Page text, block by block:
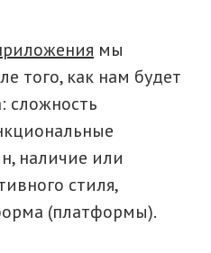
мы
того, как нам будет
сложность
наличие или
стиля,
(платформы).